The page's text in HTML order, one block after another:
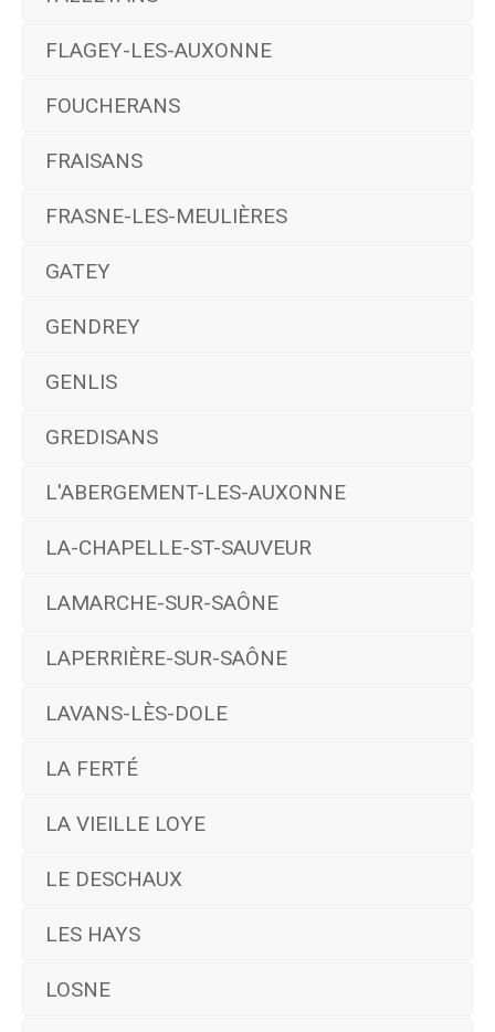
FLAGEY-LES-AUXONNE
FOUCHERANS
FRAISANS
FRASNE-LES-MEULIÈRES
GATEY
GENDREY
GENLIS
GREDISANS
L'ABERGEMENT-LES-AUXONNE
LA-CHAPELLE-ST-SAUVEUR
LAMARCHE-SUR-SAÔNE
LAPERRIÈRE-SUR-SAÔNE
LAVANS-LÈS-DOLE
LA FERTÉ
LA VIEILLE LOYE
LE DESCHAUX
LES HAYS
LOSNE